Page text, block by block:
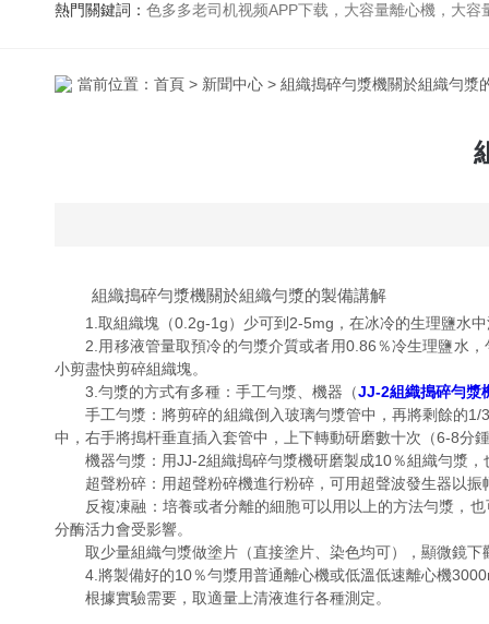
熱門關鍵詞： 色多多老司机视频APP下载，大容量離心機，大容量振蕩器，高速冷凍離心機，生化、光照、振蕩培養箱，磁力攪
當前位置： 首頁 > 新聞中心 > 組織搗碎勻漿機關於組織勻漿
組織搗碎勻漿機關於組織勻漿的製備講解
1.取組織塊（0.2g-1g）少可到2-5mg，在冰冷的生理鹽水中
2.用移液管量取預冷的勻漿介質或者用0.86％冷生理鹽水，
小剪盡快剪碎組織塊。
3.勻漿的方式有多種：手工勻漿、機器（JJ-2組織搗碎勻漿
手工勻漿：將剪碎的組織倒入玻璃勻漿管中，再將剩餘的1/3
中，右手將搗杆垂直插入套管中，上下轉動研磨數十次（6-8分
機器勻漿：用JJ-2組織搗碎勻漿機研磨製成10％組織勻漿，
超聲粉碎：用超聲粉碎機進行粉碎，可用超聲波發生器以振
反複凍融：培養或者分離的細胞可以用以上的方法勻漿，也
分酶活力會受影響。
取少量組織勻漿做塗片（直接塗片、染色均可），顯微鏡下
4.將製備好的10％勻漿用普通離心機或低溫低速離心機
根據實驗需要，取適量上清液進行各種測定。